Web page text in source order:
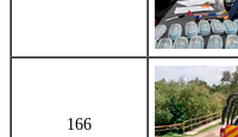
166